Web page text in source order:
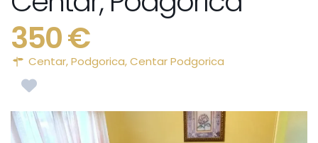
350 €
Centar,Podgorica,Centar Podgorica